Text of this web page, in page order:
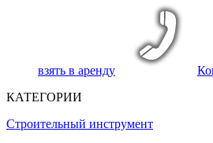
взять в аренду
КАТЕГОРИИ
Строительный инструмент